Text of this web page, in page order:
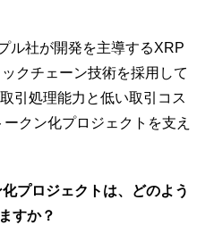
ル社が開発を主導するXRP
クチェーン技術を採用して
引処理能力と低い取引コス
クン化プロジェクトを支え
プロジェクトは、どのよう
すか？